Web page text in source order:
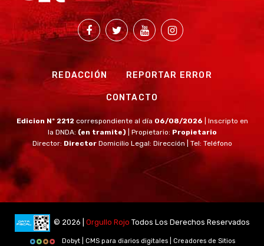
REDACCIÓN REPORTAR ERROR
CONTACTO
Edicion Nº 2212 correspondiente al día 06/08/2026
| Inscripto en
la DNDA: (en tramite) | Propietario: Propietario
Director: Director Domicilio Legal: Dirección | Tel: Teléfono
© 2026 | Orgullo Rojo Todos Los Derechos Reservados
Dobyt | CMS para diarios digitales | Creadores de Sitios